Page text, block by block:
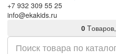
+7 932 309 55 25
info@ekakids.ru
0 Tоваров,